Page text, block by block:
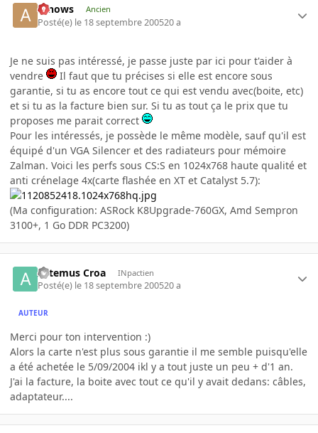
arnows Ancien
Posté(e) le 18 septembre 200520 a
Je ne suis pas intéressé, je passe juste par ici pour t'aider à
vendre
Il faut que tu précises si elle est encore sous
garantie, si tu as encore tout ce qui est vendu avec(boite, etc)
et si tu as la facture bien sur. Si tu as tout ça le prix que tu
proposes me parait correct
Pour les intéressés, je possède le même modèle, sauf qu'il est
équipé d'un VGA Silencer et des radiateurs pour mémoire
Zalman. Voici les perfs sous CS:S en 1024x768 haute qualité et
anti crénelage 4x(carte flashée en XT et Catalyst 5.7):
(Ma configuration: ASRock K8Upgrade-760GX, Amd Sempron
3100+, 1 Go DDR PC3200)
Artemus Croa INpactien
Posté(e) le 18 septembre 200520 a
AUTEUR
Merci pour ton intervention :)
Alors la carte n'est plus sous garantie il me semble puisqu'elle
a été achetée le 5/09/2004 ikl y a tout juste un peu + d'1 an.
J'ai la facture, la boite avec tout ce qu'il y avait dedans: câbles,
adaptateur....